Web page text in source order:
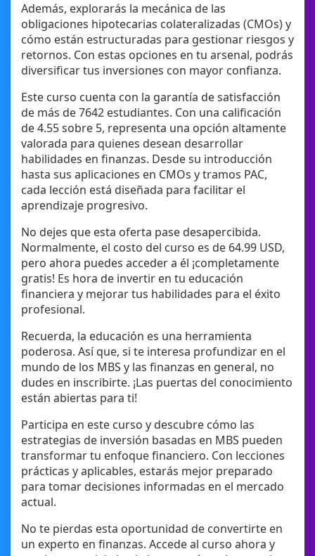
Además, explorarás la mecánica de las
obligaciones hipotecarias colateralizadas (CMOs) y
cómo están estructuradas para gestionar riesgos y
retornos. Con estas opciones en tu arsenal, podrás
diversificar tus inversiones con mayor confianza.
Este curso cuenta con la garantía de satisfacción
de más de 7642 estudiantes. Con una calificación
de 4.55 sobre 5, representa una opción altamente
valorada para quienes desean desarrollar
habilidades en finanzas. Desde su introducción
hasta sus aplicaciones en CMOs y tramos PAC,
cada lección está diseñada para facilitar el
aprendizaje progresivo.
No dejes que esta oferta pase desapercibida.
Normalmente, el costo del curso es de 64.99 USD,
pero ahora puedes acceder a él ¡completamente
gratis! Es hora de invertir en tu educación
financiera y mejorar tus habilidades para el éxito
profesional.
Recuerda, la educación es una herramienta
poderosa. Así que, si te interesa profundizar en el
mundo de los MBS y las finanzas en general, no
dudes en inscribirte. ¡Las puertas del conocimiento
están abiertas para ti!
Participa en este curso y descubre cómo las
estrategias de inversión basadas en MBS pueden
transformar tu enfoque financiero. Con lecciones
prácticas y aplicables, estarás mejor preparado
para tomar decisiones informadas en el mercado
actual.
No te pierdas esta oportunidad de convertirte en
un experto en finanzas. Accede al curso ahora y